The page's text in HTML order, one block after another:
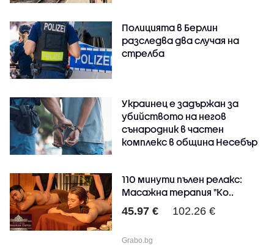
Полицията в Берлин
разследва два случая на
стрелба
Украинец е задържан за
убийството на негов
сънародник в частен
комплекс в община Несебър
110 минути пълен релакс:
Масажна терапия "Ко..
45.97 € 102.26 €
Grabo.bg